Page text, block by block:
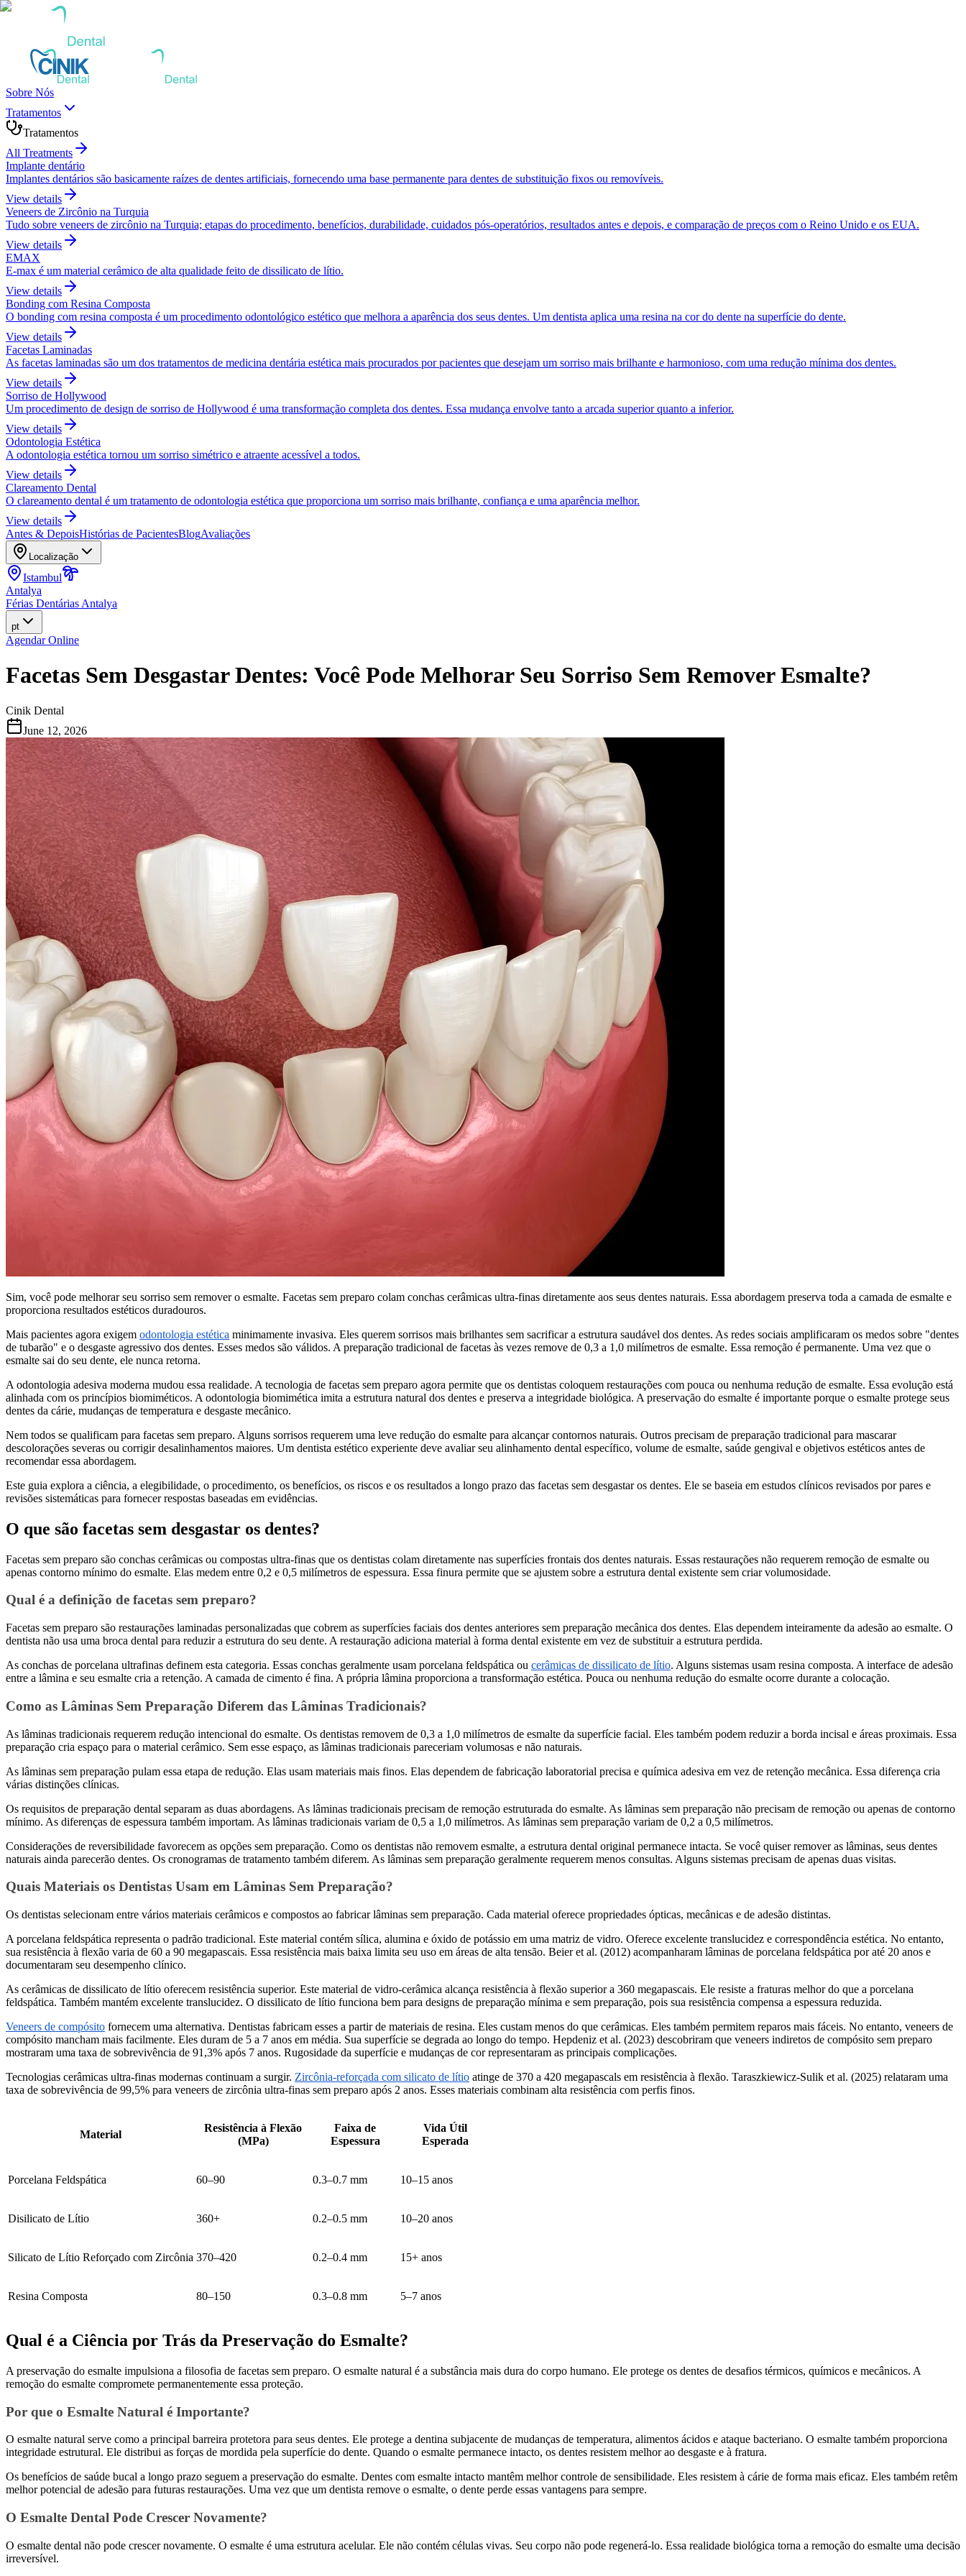
Sobre Nós
Tratamentos
Tratamentos
All Treatments
Implante dentário
Implantes dentários são basicamente raízes de dentes artificiais, fornecendo uma base permanente para dentes de substituição fixos ou removíveis.
View details
Veneers de Zircônio na Turquia
Tudo sobre veneers de zircônio na Turquia; etapas do procedimento, benefícios, durabilidade, cuidados pós-operatórios, resultados antes e depois, e comparação de preços com o Reino Unido e os EUA.
View details
EMAX
E-max é um material cerâmico de alta qualidade feito de dissilicato de lítio.
View details
Bonding com Resina Composta
O bonding com resina composta é um procedimento odontológico estético que melhora a aparência dos seus dentes. Um dentista aplica uma resina na cor do dente na superfície do dente.
View details
Facetas Laminadas
As facetas laminadas são um dos tratamentos de medicina dentária estética mais procurados por pacientes que desejam um sorriso mais brilhante e harmonioso, com uma redução mínima dos dentes.
View details
Sorriso de Hollywood
Um procedimento de design de sorriso de Hollywood é uma transformação completa dos dentes. Essa mudança envolve tanto a arcada superior quanto a inferior.
View details
Odontologia Estética
A odontologia estética tornou um sorriso simétrico e atraente acessível a todos.
View details
Clareamento Dental
O clareamento dental é um tratamento de odontologia estética que proporciona um sorriso mais brilhante, confiança e uma aparência melhor.
View details
Antes & DepoisHistórias de PacientesBlogAvaliações
Localização
Istambul
Antalya
Férias Dentárias Antalya
pt
Agendar Online
Facetas Sem Desgastar Dentes: Você Pode Melhorar Seu Sorriso Sem Remover Esmalte?
Cinik Dental
June 12, 2026
Sim, você pode melhorar seu sorriso sem remover o esmalte. Facetas sem preparo colam conchas cerâmicas ultra-finas diretamente aos seus dentes naturais. Essa abordagem preserva toda a camada de esmalte e
proporciona resultados estéticos duradouros.
Mais pacientes agora exigem odontologia estética minimamente invasiva. Eles querem sorrisos mais brilhantes sem sacrificar a estrutura saudável dos dentes. As redes sociais amplificaram os medos sobre "dentes
de tubarão" e o desgaste agressivo dos dentes. Esses medos são válidos. A preparação tradicional de facetas às vezes remove de 0,3 a 1,0 milímetros de esmalte. Essa remoção é permanente. Uma vez que o
esmalte sai do seu dente, ele nunca retorna.
A odontologia adesiva moderna mudou essa realidade. A tecnologia de facetas sem preparo agora permite que os dentistas coloquem restaurações com pouca ou nenhuma redução de esmalte. Essa evolução está
alinhada com os princípios biomiméticos. A odontologia biomimética imita a estrutura natural dos dentes e preserva a integridade biológica. A preservação do esmalte é importante porque o esmalte protege seus
dentes da cárie, mudanças de temperatura e desgaste mecânico.
Nem todos se qualificam para facetas sem preparo. Alguns sorrisos requerem uma leve redução do esmalte para alcançar contornos naturais. Outros precisam de preparação tradicional para mascarar
descolorações severas ou corrigir desalinhamentos maiores. Um dentista estético experiente deve avaliar seu alinhamento dental específico, volume de esmalte, saúde gengival e objetivos estéticos antes de
recomendar essa abordagem.
Este guia explora a ciência, a elegibilidade, o procedimento, os benefícios, os riscos e os resultados a longo prazo das facetas sem desgastar os dentes. Ele se baseia em estudos clínicos revisados por pares e
revisões sistemáticas para fornecer respostas baseadas em evidências.
O que são facetas sem desgastar os dentes?
Facetas sem preparo são conchas cerâmicas ou compostas ultra-finas que os dentistas colam diretamente nas superfícies frontais dos dentes naturais. Essas restaurações não requerem remoção de esmalte ou
apenas contorno mínimo do esmalte. Elas medem entre 0,2 e 0,5 milímetros de espessura. Essa finura permite que se ajustem sobre a estrutura dental existente sem criar volumosidade.
Qual é a definição de facetas sem preparo?
Facetas sem preparo são restaurações laminadas personalizadas que cobrem as superfícies faciais dos dentes anteriores sem preparação mecânica dos dentes. Elas dependem inteiramente da adesão ao esmalte. O
dentista não usa uma broca dental para reduzir a estrutura do seu dente. A restauração adiciona material à forma dental existente em vez de substituir a estrutura perdida.
As conchas de porcelana ultrafinas definem esta categoria. Essas conchas geralmente usam porcelana feldspática ou cerâmicas de dissilicato de lítio. Alguns sistemas usam resina composta. A interface de adesão
entre a lâmina e seu esmalte cria a retenção. A camada de cimento é fina. A própria lâmina proporciona a transformação estética. Pouca ou nenhuma redução do esmalte ocorre durante a colocação.
Como as Lâminas Sem Preparação Diferem das Lâminas Tradicionais?
As lâminas tradicionais requerem redução intencional do esmalte. Os dentistas removem de 0,3 a 1,0 milímetros de esmalte da superfície facial. Eles também podem reduzir a borda incisal e áreas proximais. Essa
preparação cria espaço para o material cerâmico. Sem esse espaço, as lâminas tradicionais pareceriam volumosas e não naturais.
As lâminas sem preparação pulam essa etapa de redução. Elas usam materiais mais finos. Elas dependem de fabricação laboratorial precisa e química adesiva em vez de retenção mecânica. Essa diferença cria
várias distinções clínicas.
Os requisitos de preparação dental separam as duas abordagens. As lâminas tradicionais precisam de remoção estruturada do esmalte. As lâminas sem preparação não precisam de remoção ou apenas de contorno
mínimo. As diferenças de espessura também importam. As lâminas tradicionais variam de 0,5 a 1,0 milímetros. As lâminas sem preparação variam de 0,2 a 0,5 milímetros.
Considerações de reversibilidade favorecem as opções sem preparação. Como os dentistas não removem esmalte, a estrutura dental original permanece intacta. Se você quiser remover as lâminas, seus dentes
naturais ainda parecerão dentes. Os cronogramas de tratamento também diferem. As lâminas sem preparação geralmente requerem menos consultas. Alguns sistemas precisam de apenas duas visitas.
Quais Materiais os Dentistas Usam em Lâminas Sem Preparação?
Os dentistas selecionam entre vários materiais cerâmicos e compostos ao fabricar lâminas sem preparação. Cada material oferece propriedades ópticas, mecânicas e de adesão distintas.
A porcelana feldspática representa o padrão tradicional. Este material contém sílica, alumina e óxido de potássio em uma matriz de vidro. Oferece excelente translucidez e correspondência estética. No entanto,
sua resistência à flexão varia de 60 a 90 megapascais. Essa resistência mais baixa limita seu uso em áreas de alta tensão. Beier et al. (2012) acompanharam lâminas de porcelana feldspática por até 20 anos e
documentaram seu desempenho clínico.
As cerâmicas de dissilicato de lítio oferecem resistência superior. Este material de vidro-cerâmica alcança resistência à flexão superior a 360 megapascais. Ele resiste a fraturas melhor do que a porcelana
feldspática. Também mantém excelente translucidez. O dissilicato de lítio funciona bem para designs de preparação mínima e sem preparação, pois sua resistência compensa a espessura reduzida.
Veneers de compósito fornecem uma alternativa. Dentistas fabricam esses a partir de materiais de resina. Eles custam menos do que cerâmicas. Eles também permitem reparos mais fáceis. No entanto, veneers de
compósito mancham mais facilmente. Eles duram de 5 a 7 anos em média. Sua superfície se degrada ao longo do tempo. Hepdeniz et al. (2023) descobriram que veneers indiretos de compósito sem preparo
mostraram uma taxa de sobrevivência de 91,3% após 7 anos. Rugosidade da superfície e mudanças de cor representaram as principais complicações.
Tecnologias cerâmicas ultra-finas modernas continuam a surgir. Zircônia-reforçada com silicato de lítio atinge de 370 a 420 megapascals em resistência à flexão. Taraszkiewicz-Sulik et al. (2025) relataram uma
taxa de sobrevivência de 99,5% para veneers de zircônia ultra-finas sem preparo após 2 anos. Esses materiais combinam alta resistência com perfis finos.
Material
Resistência à Flexão
(MPa)
Faixa de
Espessura
Vida Útil
Esperada
Porcelana Feldspática 60–90 0.3–0.7 mm 10–15 anos
Disilicato de Lítio 360+ 0.2–0.5 mm 10–20 anos
Silicato de Lítio Reforçado com Zircônia 370–420 0.2–0.4 mm 15+ anos
Resina Composta 80–150 0.3–0.8 mm 5–7 anos
Qual é a Ciência por Trás da Preservação do Esmalte?
A preservação do esmalte impulsiona a filosofia de facetas sem preparo. O esmalte natural é a substância mais dura do corpo humano. Ele protege os dentes de desafios térmicos, químicos e mecânicos. A
remoção do esmalte compromete permanentemente essa proteção.
Por que o Esmalte Natural é Importante?
O esmalte natural serve como a principal barreira protetora para seus dentes. Ele protege a dentina subjacente de mudanças de temperatura, alimentos ácidos e ataque bacteriano. O esmalte também proporciona
integridade estrutural. Ele distribui as forças de mordida pela superfície do dente. Quando o esmalte permanece intacto, os dentes resistem melhor ao desgaste e à fratura.
Os benefícios de saúde bucal a longo prazo seguem a preservação do esmalte. Dentes com esmalte intacto mantêm melhor controle de sensibilidade. Eles resistem à cárie de forma mais eficaz. Eles também retêm
melhor potencial de adesão para futuras restaurações. Uma vez que um dentista remove o esmalte, o dente perde essas vantagens para sempre.
O Esmalte Dental Pode Crescer Novamente?
O esmalte dental não pode crescer novamente. O esmalte é uma estrutura acelular. Ele não contém células vivas. Seu corpo não pode regenerá-lo. Essa realidade biológica torna a remoção do esmalte uma decisão
irreversível.